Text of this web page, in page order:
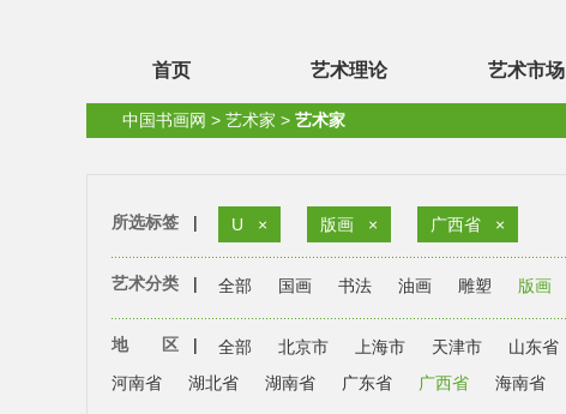
首页 艺术理论 艺术市场
中国书画网 > 艺术家 > 艺术家
所选标签 | U × 版画 × 广西省 ×
艺术分类 | 全部 国画 书法 油画 雕塑 版画
地 区 | 全部 北京市 上海市 天津市 山东省
河南省
湖北省 湖南省 广东省 广西省 海南省